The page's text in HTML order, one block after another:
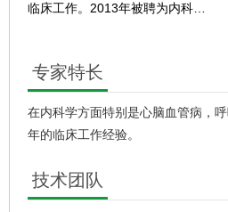
临床工作。2013年被聘为内科…
专家特长
在内科学方面特别是心脑血管病，
年的临床工作经验。
技术团队